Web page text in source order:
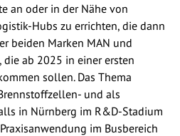
an oder in der Nähe von
Hubs zu errichten, die dann
beiden Marken MAN und
ab 2025 in einer ersten
sollen. Das Thema
und als
in Nürnberg im R&D-Stadium
im Busbereich